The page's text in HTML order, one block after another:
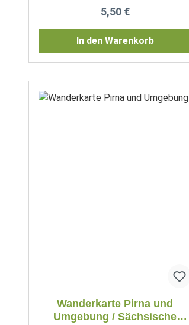
Regulärer Preis:
5,50 €
In den Warenkorb
Wanderkarte Pirna und
Umgebung / Sächsische